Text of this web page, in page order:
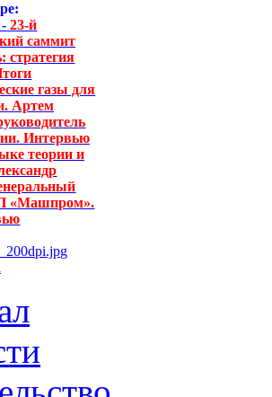
23-й
саммит
стратегия
газы для
Артем
Интервью
теории и
«Машпром».